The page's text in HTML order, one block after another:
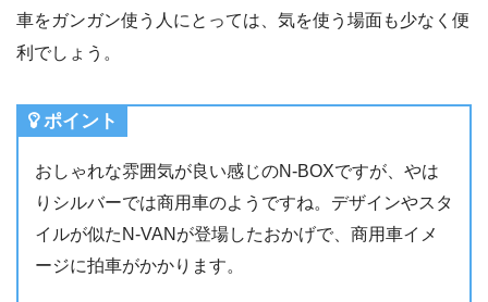
車をガンガン使う人にとっては、気を使う場面も少なく便
利でしょう。
ポイント
おしゃれな雰囲気が良い感じのN-BOXですが、やは
りシルバーでは商用車のようですね。デザインやスタ
イルが似たN-VANが登場したおかげで、商用車イメ
ージに拍車がかかります。